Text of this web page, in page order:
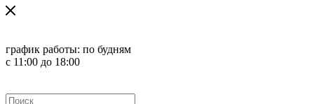
график работы: по будням
с 11:00 до 18:00